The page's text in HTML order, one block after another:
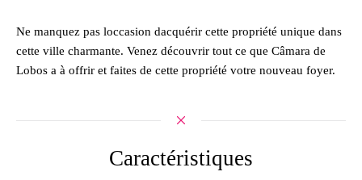
Ne manquez pas loccasion dacquérir cette propriété unique dans
cette ville charmante. Venez découvrir tout ce que Câmara de
Lobos a à offrir et faites de cette propriété votre nouveau foyer.
Caractéristiques